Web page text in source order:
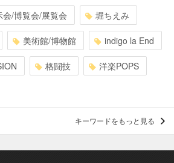
会/博覧会/展覧会 堀ちえみ
美術館/博物館 indigo la End
格闘技 洋楽POPS
キーワードをもっと見る